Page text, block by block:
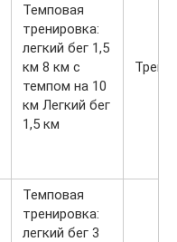
Темповая
тренировка:
легкий бег 1,5
км 8 км с
темпом на 10
км Легкий бег
1,5 км
Темповая
тренировка:
легкий бег 3